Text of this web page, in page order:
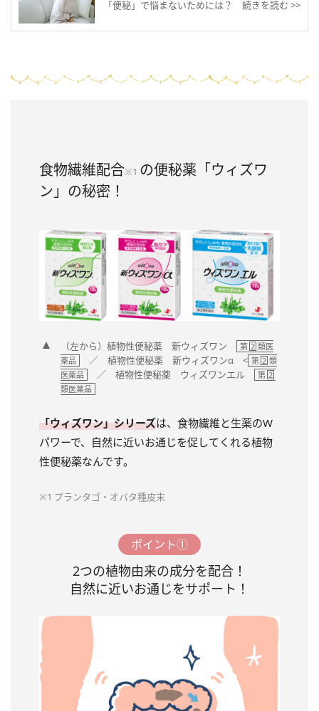
「便秘」で悩まないためには？ 続きを読む >>
食物繊維配合※1 の便秘薬「ウィズワ
ン」の秘密！
（左から）植物性便秘薬 新ウィズワン 第 2 類医
薬品
／ 植物性便秘薬 新ウィズワンα < 第 2 類
医薬品
／ 植物性便秘薬 ウィズワンエル 第 2
類医薬品
「ウィズワン」シリーズは、食物繊維と生薬のW
パワーで、自然に近いお通じを促してくれる植物
性便秘薬なんです。
※1 プランタゴ・オバタ種皮末
ポイント①
2つの植物由来の成分を配合！
自然に近いお通じをサポート！